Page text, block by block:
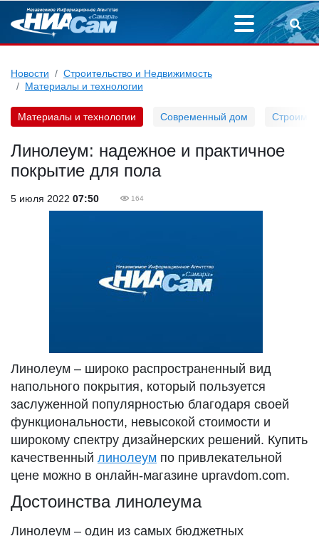
Новости
Строительство и Недвижимость
Материалы и технологии
Материалы и технологии Современный дом Строим
Линолеум: надежное и практичное
покрытие для пола
5 июля 2022 07:50 164
Линолеум – широко распространенный вид
напольного покрытия, который пользуется
заслуженной популярностью благодаря своей
функциональности, невысокой стоимости и
широкому спектру дизайнерских решений. Купить
качественный линолеум по привлекательной
цене можно в онлайн-магазине upravdom.com.
Достоинства линолеума
Линолеум – один из самых бюджетных